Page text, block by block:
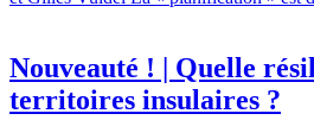
Nouveauté ! | Quelle
territoires insulaires ?